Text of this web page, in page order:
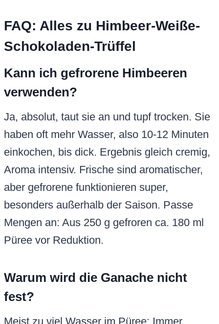
FAQ: Alles zu Himbeer-Weiße-
Schokoladen-Trüffel
Kann ich gefrorene Himbeeren
verwenden?
Ja, absolut, taut sie an und tupf trocken. Sie
haben oft mehr Wasser, also 10-12 Minuten
einkochen, bis dick. Ergebnis gleich cremig,
Aroma intensiv. Frische sind aromatischer,
aber gefrorene funktionieren super,
besonders außerhalb der Saison. Passe
Mengen an: Aus 250 g gefroren ca. 180 ml
Püree vor Reduktion.
Warum wird die Ganache nicht
fest?
Meist zu viel Wasser im Püree: Immer